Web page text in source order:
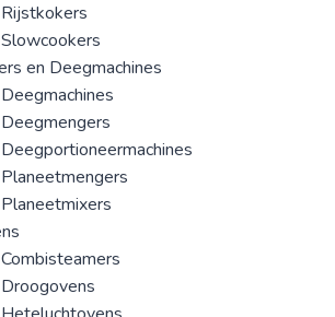
Rijstkokers
Slowcookers
en Deegmachines
Deegmachines
Deegmengers
Deegportioneermachines
Planeetmengers
Planeetmixers
Combisteamers
Droogovens